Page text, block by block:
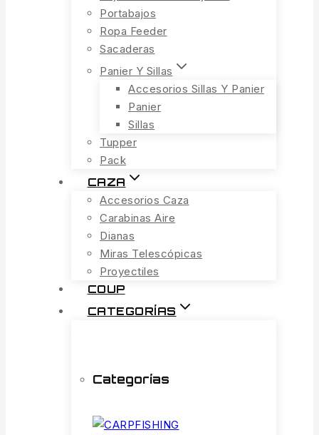
Portabajos
Ropa Feeder
Sacaderas
Panier Y Sillas
Accesorios Sillas Y Panier
Panier
Sillas
Tupper
Pack
CAZA
Accesorios Caza
Carabinas Aire
Dianas
Miras Telescópicas
Proyectiles
COUP
CATEGORÍAS
Categorías